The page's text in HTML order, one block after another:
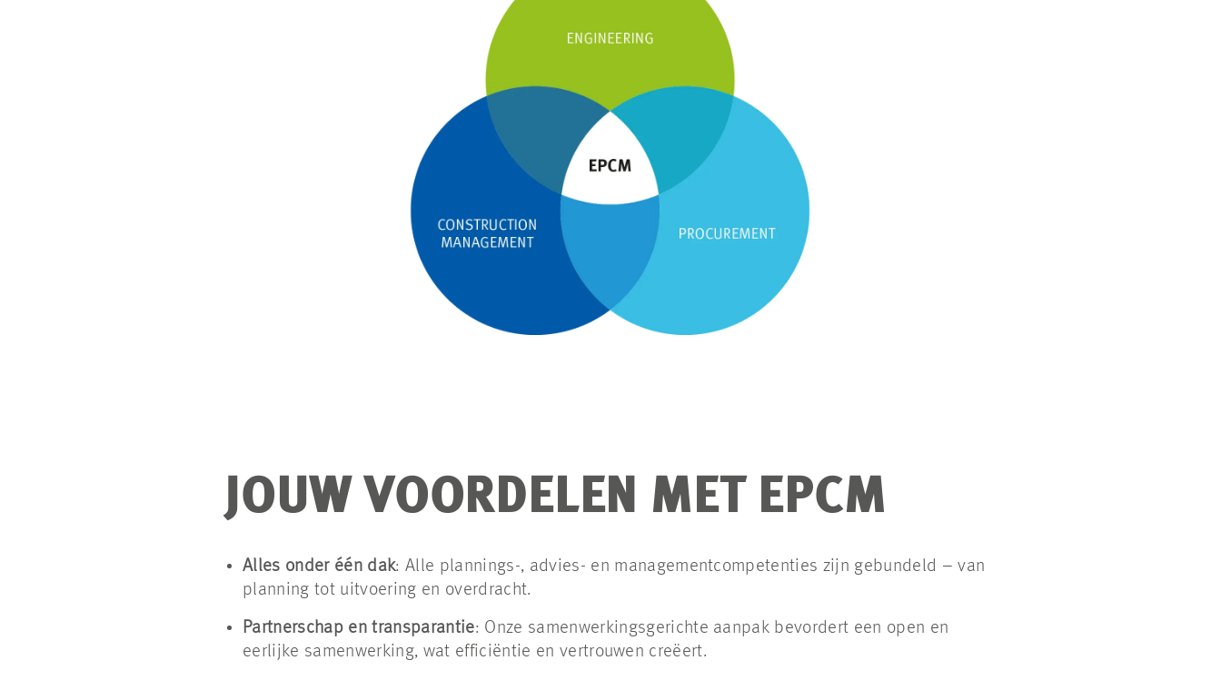
JOUW VOORDELEN MET EPCM
Alles onder één dak: Alle plannings-, advies- en managementcompetenties zijn gebundeld – van
planning tot uitvoering en overdracht.
Partnerschap en transparantie: Onze samenwerkingsgerichte aanpak bevordert een open en
eerlijke samenwerking, wat efficiëntie en vertrouwen creëert.